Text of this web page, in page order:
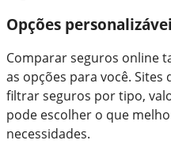
Opções
Comparar seguros online
as opções para você.
filtrar seguros por tipo,
pode escolher o que
necessidades.